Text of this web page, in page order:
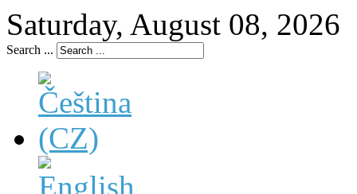
Saturday, August 08, 2026
Search ...